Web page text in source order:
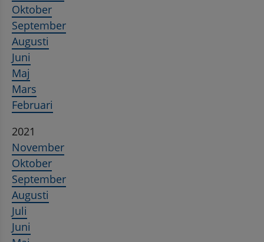
Oktober
September
Augusti
Juni
Maj
Mars
Februari
2021
November
Oktober
September
Augusti
Juli
Juni